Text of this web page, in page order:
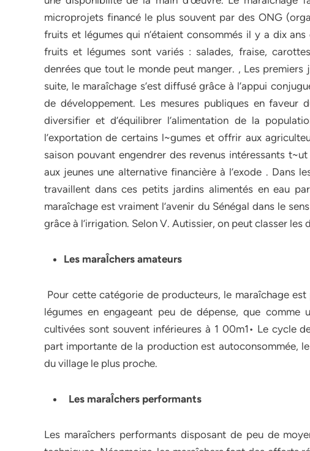
microprojets financé le plus souvent par des ONG
fruits et légumes qui n’étaient consommés il y a dix
fruits et légumes sont variés : salades, fraise,
denrées que tout le monde peut manger. , Les
suite, le maraîchage s’est diffusé grâce à l’appui
de développement. Les mesures publiques en
diversifier et d’équilibrer l’alimentation de la
l’exportation de certains l~gumes et offrir aux
saison pouvant engendrer des revenus intéressants
aux jeunes une alternative financière à l’exode . Dans
travaillent dans ces petits jardins alimentés en eau
maraîchage est vraiment l’avenir du Sénégal dans le
grâce à l’irrigation. Selon V. Autissier, on peut classer les
Les maraÎchers amateurs
Pour cette catégorie de producteurs, le maraîchage
légumes en engageant peu de dépense, que comme
cultivées sont souvent inférieures à 1 00m1• Le cycle
part importante de la production est autoconsommée,
du village le plus proche.
Les maraÎchers performants
Les maraîchers performants disposant de peu de